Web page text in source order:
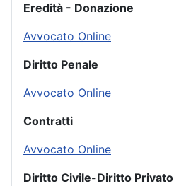
Eredità - Donazione
Avvocato Online
Diritto Penale
Avvocato Online
Contratti
Avvocato Online
Diritto Civile-Diritto Privato